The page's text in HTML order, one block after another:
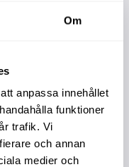
Om
anpassa innehållet
funktioner
trafik. Vi
och annan
medier och